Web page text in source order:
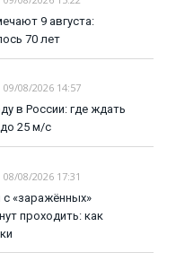
9 августа:
70 лет
09/08/2026 14:57
в России: где ждать
25 м/с
08/08/2026 17:31
«заражённых»
проходить: как